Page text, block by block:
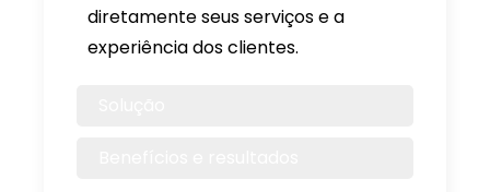
diretamente seus serviços e a
experiência dos clientes.